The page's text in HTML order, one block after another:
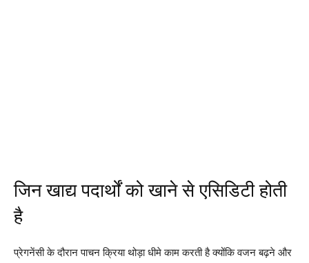
जिन खाद्य पदार्थों को खाने से एसिडिटी होती
है
प्रेगनेंसी के दौरान पाचन क्रिया थोड़ा धीमे काम करती है क्योंकि वजन बढ़ने और